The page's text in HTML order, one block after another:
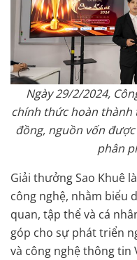
Ngày 29/2/2024,
chính thức hoàn thành
đồng, nguồn vốn
phân
Giải thưởng Sao Khuê
công nghệ, nhằm biểu
quan, tập thể và cá
góp cho sự phát triển
và công nghệ thông tin